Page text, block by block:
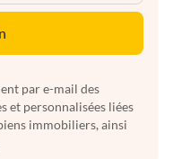
par e-mail des
et personnalisées liées
immobiliers, ainsi